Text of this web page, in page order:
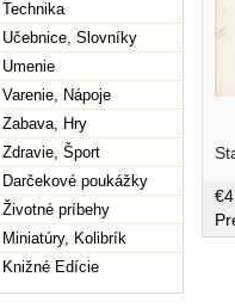
Technika
Učebnice, Slovníky
Umenie
Varenie, Nápoje
Zabava, Hry
Zdravie, Šport
Darčekové poukážky
Životné príbehy
Miniatúry, Kolibrík
Knižné Edície